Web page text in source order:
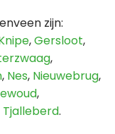
zijn:
,Gersloot,
,
, Nes, Nieuwebrug,
,
Tjalleberd.